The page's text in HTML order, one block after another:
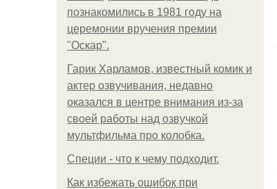
познакомились в 1981 году на
церемонии вручения премии
"Оскар".
Гарик Харламов, известный комик и
актер озвучивания, недавно
оказался в центре внимания из-за
своей работы над озвучкой
мультфильма про колобка.
Специи - что к чему подходит.
Как избежать ошибок при